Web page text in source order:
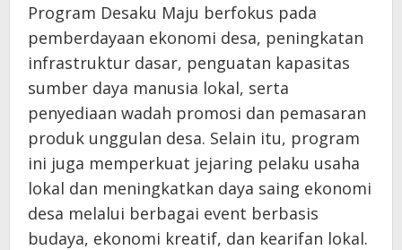
Program Desaku Maju berfokus pada
pemberdayaan ekonomi desa, peningkatan
infrastruktur dasar, penguatan kapasitas
sumber daya manusia lokal, serta
penyediaan wadah promosi dan pemasaran
produk unggulan desa. Selain itu, program
ini juga memperkuat jejaring pelaku usaha
lokal dan meningkatkan daya saing ekonomi
desa melalui berbagai event berbasis
budaya, ekonomi kreatif, dan kearifan lokal.